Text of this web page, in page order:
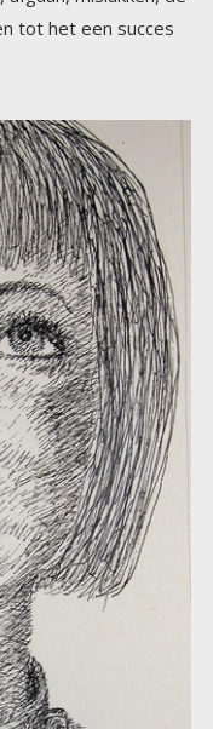
tot het een succes